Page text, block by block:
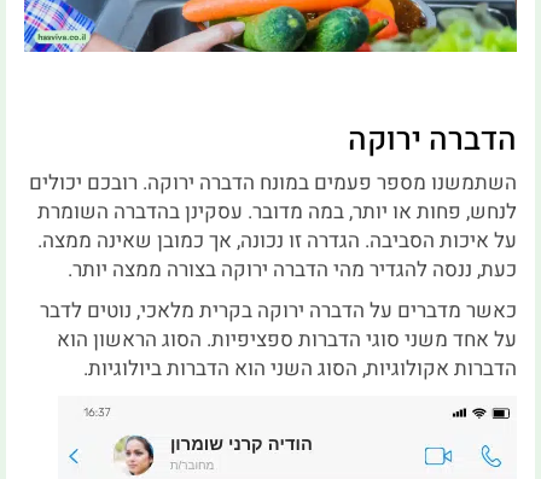
הדברה ירוקה
השתמשנו מספר פעמים במונח הדברה ירוקה. רובכם יכולים
לנחש, פחות או יותר, במה מדובר. עסקינן בהדברה השומרת
על איכות הסביבה. הגדרה זו נכונה, אך כמובן שאינה ממצה.
כעת, ננסה להגדיר מהי הדברה ירוקה בצורה ממצה יותר.
כאשר מדברים על הדברה ירוקה בקרית מלאכי, נוטים לדבר
על אחד משני סוגי הדברות ספציפיות. הסוג הראשון הוא
הדברות אקולוגיות, הסוג השני הוא הדברות ביולוגיות.